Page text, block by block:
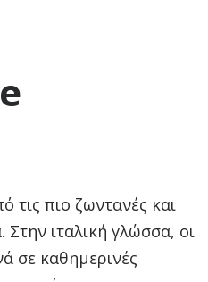
τις πιο ζωντανές και
Στην ιταλική γλώσσα, οι
σε καθημερινές